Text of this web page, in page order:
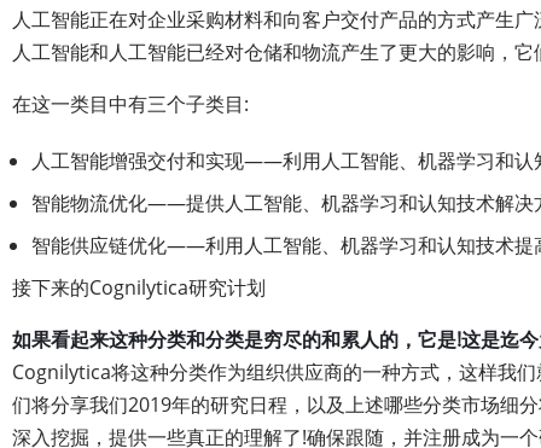
人工智能正在对企业采购材料和向客户交付产品的方式产生
人工智能和人工智能已经对仓储和物流产生了更大的影响，
在这一类目中有三个子类目:
人工智能增强交付和实现——利用人工智能、机器学习和
智能物流优化——提供人工智能、机器学习和认知技术解决
智能供应链优化——利用人工智能、机器学习和认知技术提
接下来的Cognilytica研究计划
如果看起来这种分类和分类是穷尽的和累人的，它是!这是迄
Cognilytica将这种分类作为组织供应商的一种方式，这样我
们将分享我们2019年的研究日程，以及上述哪些分类市场细
深入挖掘，提供一些真正的理解了!确保跟随，并注册成为一